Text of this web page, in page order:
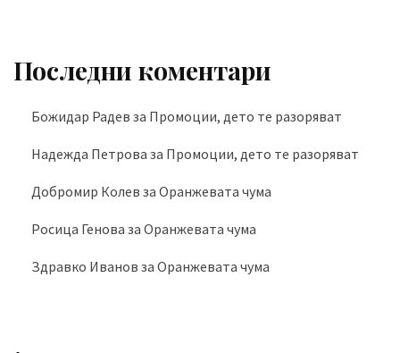
Последни коментари
Божидар Радев за Промоции, дето те разоряват
Надежда Петрова за Промоции, дето те разоряват
Добромир Колев за Оранжевата чума
Росица Генова за Оранжевата чума
Здравко Иванов за Оранжевата чума